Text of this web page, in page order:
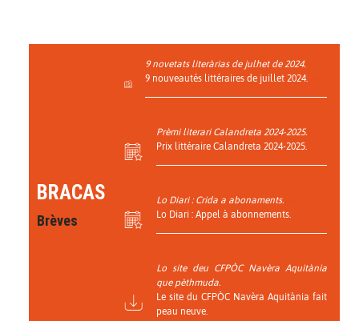
BRACAS
Brèves
9 novetats literàrias de julhet de 2024.
9 nouveautés littéraires de juillet 2024.
Prèmi literari Calandreta 2024-2025.
Prix littéraire Calandreta 2024-2025.
Lo Diari : Crida a abonaments.
Lo Diari : Appel à abonnements.
Lo site deu CFPÒC Navèra Aquitània
que pèthmuda.
Le site du CFPÒC Navèra Aquitània fait
peau neuve.